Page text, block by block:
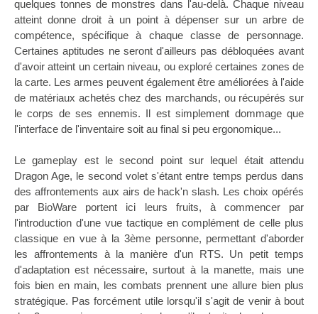
quelques tonnes de monstres dans l'au-delà. Chaque niveau
atteint donne droit à un point à dépenser sur un arbre de
compétence, spécifique à chaque classe de personnage.
Certaines aptitudes ne seront d'ailleurs pas débloquées avant
d'avoir atteint un certain niveau, ou exploré certaines zones de
la carte. Les armes peuvent également être améliorées à l'aide
de matériaux achetés chez des marchands, ou récupérés sur
le corps de ses ennemis. Il est simplement dommage que
l'interface de l'inventaire soit au final si peu ergonomique...
Le gameplay est le second point sur lequel était attendu
Dragon Age, le second volet s'étant entre temps perdus dans
des affrontements aux airs de hack'n slash. Les choix opérés
par BioWare portent ici leurs fruits, à commencer par
l'introduction d'une vue tactique en complément de celle plus
classique en vue à la 3ème personne, permettant d'aborder
les affrontements à la manière d'un RTS. Un petit temps
d'adaptation est nécessaire, surtout à la manette, mais une
fois bien en main, les combats prennent une allure bien plus
stratégique. Pas forcément utile lorsqu'il s'agit de venir à bout